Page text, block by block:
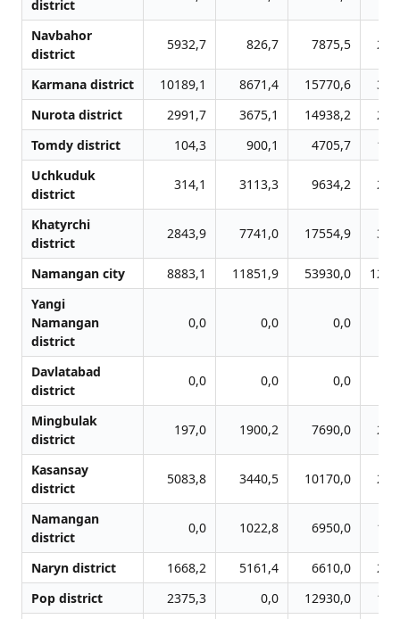
district
Navbahor
district
5932,7 826,7 7875,5
Karmana district 10189,1 8671,4 15770,6
Nurota district
2991,7 3675,1 14938,2
Tomdy district
104,3 900,1 4705,7
Uchkuduk
district
314,1 3113,3 9634,2
Khatyrchi
district
2843,9 7741,0 17554,9
Namangan city 8883,1 11851,9 53930,0
Yangi
Namangan
district
0,0 0,0 0,0
Davlatabad
district
0,0 0,0 0,0
Mingbulak
district
197,0 1900,2 7690,0
Kasansay
district
5083,8 3440,5 10170,0
Namangan
district
0,0 1022,8 6950,0
Naryn district 1668,2 5161,4 6610,0
Pop district
2375,3 0,0 12930,0